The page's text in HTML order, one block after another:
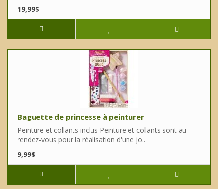
19,99$
Baguette de princesse à peinturer
Peinture et collants inclus Peinture et collants sont au
rendez-vous pour la réalisation d'une jo..
9,99$